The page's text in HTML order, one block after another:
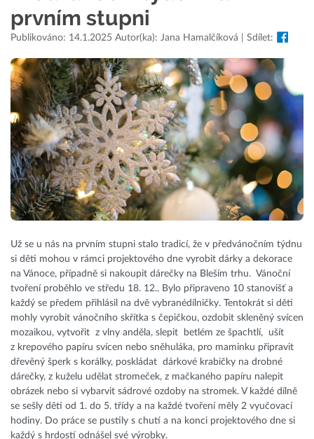
prvním stupni
Publikováno: 14.1.2025 Autor(ka): Jana Hamalčíková | Sdílet:
Už se u nás na prvním stupni stalo tradicí, že v předvánočním týdnu
si děti mohou v rámci projektového dne vyrobit dárky a dekorace
na Vánoce, případně si nakoupit dárečky na Bleším trhu. Vánoční
tvoření proběhlo ve středu 18. 12.. Bylo připraveno 10 stanovišť a
každý se předem přihlásil na dvě vybranédílničky. Tentokrát si děti
mohly vyrobit vánočního skřítka s čepičkou, ozdobit skleněný svícen
mozaikou, vytvořit z vlny anděla, slepit betlém ze špachtlí, ušít
z krepového papíru svícen nebo sněhuláka, pro maminku připravit
dřevěný šperk s korálky, poskládat dárkové krabičky na drobné
dárečky, z kuželu udělat stromeček, z mačkaného papíru nalepit
obrázek nebo si vybarvit sádrové ozdoby na stromek. V každé dílně
se sešly děti od 1. do 5. třídy a na každé tvoření měly 2 vyučovací
hodiny. Do práce se pustily s chutí a na konci projektového dne si
každý s hrdostí odnášel své výrobky.